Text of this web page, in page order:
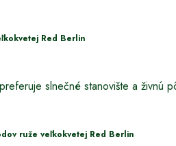
Red Berlin
slnečné stanovište a živnú
ruže veľkokvetej Red Berlin